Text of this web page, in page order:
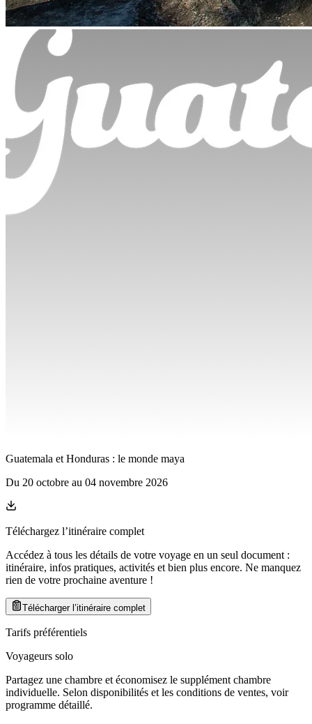
Guatemala et Honduras : le monde maya
Du 20 octobre au 04 novembre 2026
Téléchargez l’itinéraire complet
Accédez à tous les détails de votre voyage en un seul document :
itinéraire, infos pratiques, activités et bien plus encore. Ne manquez
rien de votre prochaine aventure !
Télécharger l’itinéraire complet
Tarifs préférentiels
Voyageurs solo
Partagez une chambre et économisez le supplément chambre
individuelle. Selon disponibilités et les conditions de ventes, voir
programme détaillé.